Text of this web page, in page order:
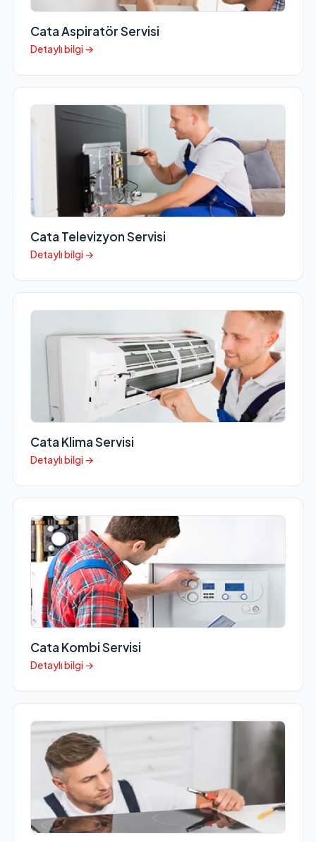
Cata Aspiratör Servisi
Detaylı bilgi →
Cata Televizyon Servisi
Detaylı bilgi →
Cata Klima Servisi
Detaylı bilgi →
Cata Kombi Servisi
Detaylı bilgi →